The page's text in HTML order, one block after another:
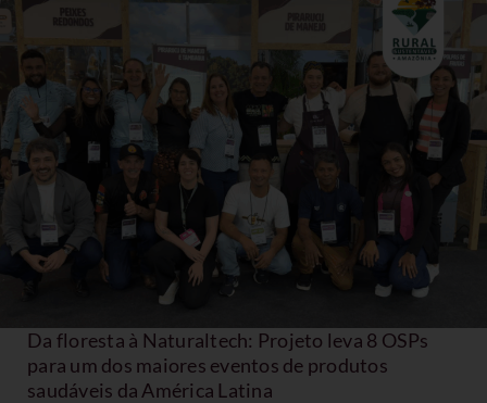
Da floresta à Naturaltech: Projeto leva 8 OSPs
para um dos maiores eventos de produtos
saudáveis da América Latina